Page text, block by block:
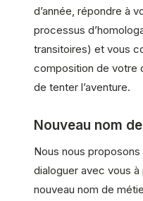
d’année, répondre à
processus
transitoires) et vous
composition de votre
de tenter l’aventure.
Nouveau nom
Nous nous
dialoguer avec vous
nouveau nom de